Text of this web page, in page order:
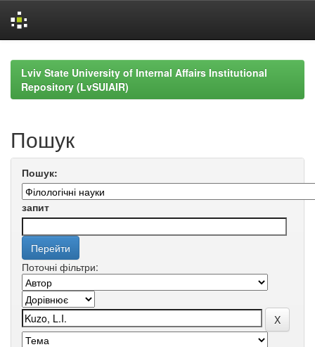
navigationLviv State University of Internal Affairs Institutional
Repository (LvSUIAIR)
Пошук
Пошук:
запит
Поточні фільтри: